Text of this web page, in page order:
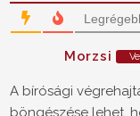
Morzsi
A bírósági
böngészése lehet,